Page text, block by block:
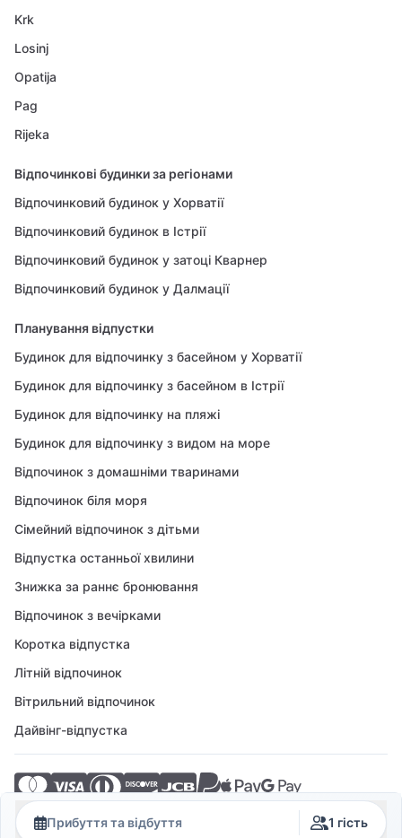
Прибуття та відбуття 1 гість
Krk
Losinj
Opatija
Pag
Rijeka
Відпочинкові будинки за регіонами
Відпочинковий будинок у Хорватії
Відпочинковий будинок в Істрії
Відпочинковий будинок у затоці Кварнер
Відпочинковий будинок у Далмації
Планування відпустки
Будинок для відпочинку з басейном у Хорватії
Будинок для відпочинку з басейном в Істрії
Будинок для відпочинку на пляжі
Будинок для відпочинку з видом на море
Відпочинок з домашніми тваринами
Відпочинок біля моря
Сімейний відпочинок з дітьми
Відпустка останньої хвилини
Знижка за раннє бронювання
Відпочинок з вечірками
Коротка відпустка
Літній відпочинок
Вітрильний відпочинок
Дайвінг-відпустка
© 2026 Crovillas GmbH